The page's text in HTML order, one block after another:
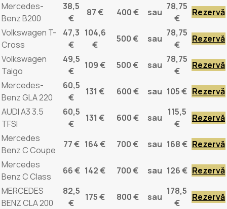
Mercedes-
Benz B200
38,5
€
87 € 400 € sau
78,75
€
Rezervă
Volkswagen T-
Cross
47,3
€
104,6
€
500 € sau
78,75
€
Rezervă
Volkswagen
Taigo
49,5
€
109 € 500 € sau
78,75
€
Rezervă
Mercedes-
Benz GLA 220
60,5
€
131 € 600 € sau 105 € Rezervă
AUDI A3 3.5
TFSI
60,5
€
131 € 600 € sau
115,5
€
Rezervă
Mercedes
Benz C Coupe
77 € 164 € 700 € sau 168 € Rezervă
Mercedes
Benz C Class
66 € 142 € 700 € sau 126 € Rezervă
MERCEDES
BENZ CLA 200
82,5
€
175 € 800 € sau
178,5
€
Rezervă